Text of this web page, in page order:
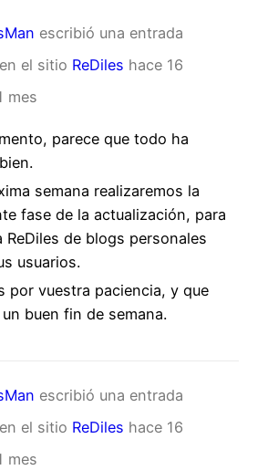
escribió una entrada
el sitio ReDiles hace 16
mes
parece que todo ha
semana realizaremos la
fase de la actualización, para
ReDiles de blogs personales
usuarios.
por vuestra paciencia, y que
buen fin de semana.
escribió una entrada
el sitio ReDiles hace 16
mes